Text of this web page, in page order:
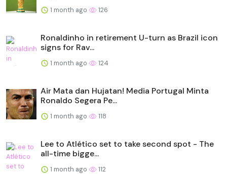
1 month ago 126
Ronaldinho in retirement U-turn as Brazil icon
signs for Rav...
1 month ago 124
Air Mata dan Hujatan! Media Portugal Minta
Ronaldo Segera Pe...
1 month ago 118
Lee to Atlético set to take second spot - The
all-time bigge...
1 month ago 112